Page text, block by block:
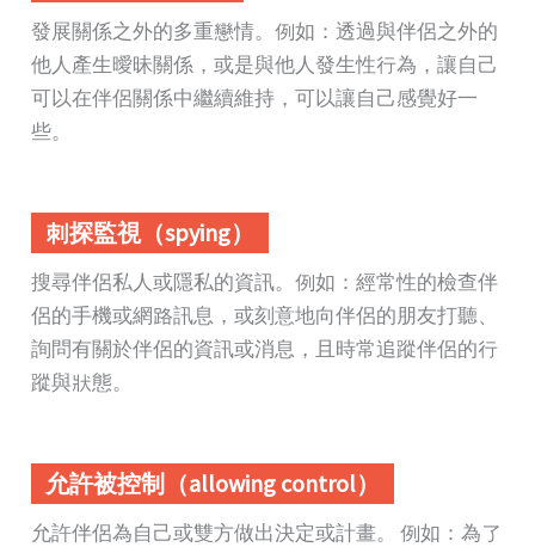
發展關係之外的多重戀情。例如：透過與伴侶之外的
他人產生曖昧關係，或是與他人發生性行為，讓自己
可以在伴侶關係中繼續維持，可以讓自己感覺好一
些。
刺探監視（spying）
搜尋伴侶私人或隱私的資訊。例如：經常性的檢查伴
侶的手機或網路訊息，或刻意地向伴侶的朋友打聽、
詢問有關於伴侶的資訊或消息，且時常追蹤伴侶的行
蹤與狀態。
允許被控制（allowing control）
允許伴侶為自己或雙方做出決定或計畫。 例如：為了